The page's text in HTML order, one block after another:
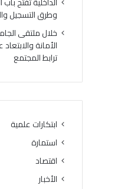
وطرق التسجيل
خلال ملتقى
الأمانة
ترابط المجتمع
ابتكارات علمية
استمارة
اقتصاد
الأخبار